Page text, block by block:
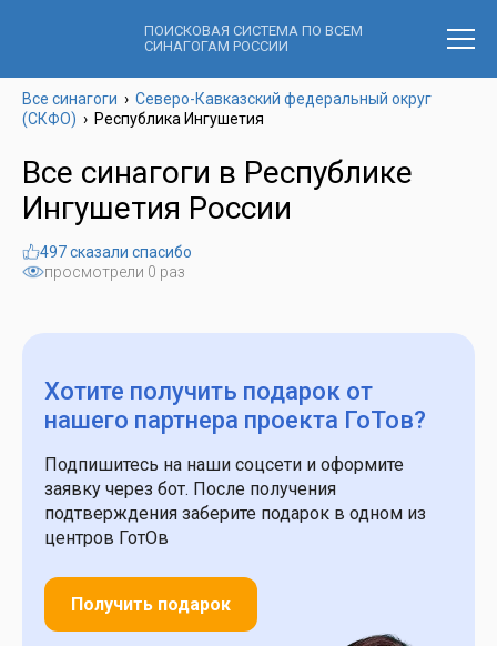
ПОИСКОВАЯ СИСТЕМА ПО ВСЕМ
СИНАГОГАМ РОССИИ
Все синагоги › Северо-Кавказский федеральный округ
(СКФО) › Республика Ингушетия
Все синагоги в Республике
Ингушетия России
просмотрели 0 раз
497 сказали спасибо
Хотите получить подарок от
нашего партнера проекта ГоТов?
Подпишитесь на наши соцсети и оформите
заявку через бот. После получения
подтверждения заберите подарок в одном из
центров ГотОв
Получить подарок